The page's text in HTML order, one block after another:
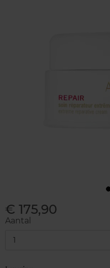
€ 175,90
Aantal
1